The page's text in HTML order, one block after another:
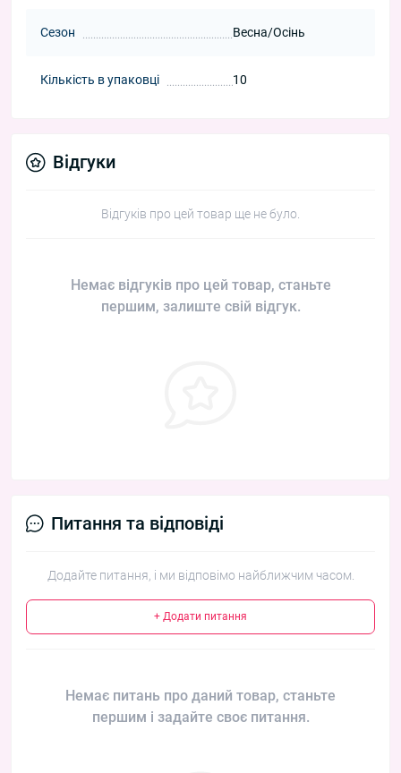
Сезон Весна/Осінь
Кількість в упаковці 10
Відгуки
Відгуків про цей товар ще не було.
Немає відгуків про цей товар, станьте
першим, залиште свій відгук.
Питання та відповіді
Додайте питання, і ми відповімо найближчим часом.
+ Додати питання
Немає питань про даний товар, станьте
першим і задайте своє питання.